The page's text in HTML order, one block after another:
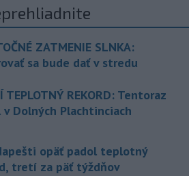
ZATMENIE SLNKA:
sa bude dať v stredu
TEPLOTNÝ REKORD: Tentoraz
v Dolných Plachtinciach
opäť padol teplotný
tretí za päť týždňov